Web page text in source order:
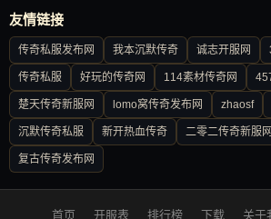
友情链接
传奇私服发布网 我本沉默传奇 诚志开服网
传奇私服 好玩的传奇网 114素材传奇网
楚天传奇新服网 lomo窝传奇发布网 zhaosf
沉默传奇私服 新开热血传奇 二零二传奇新服网
复古传奇发布网
首页 开服表 排行榜 下载 关于